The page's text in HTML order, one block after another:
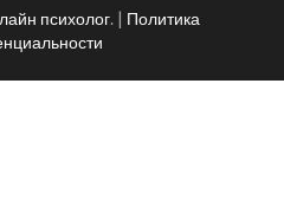
психолог.| Политика